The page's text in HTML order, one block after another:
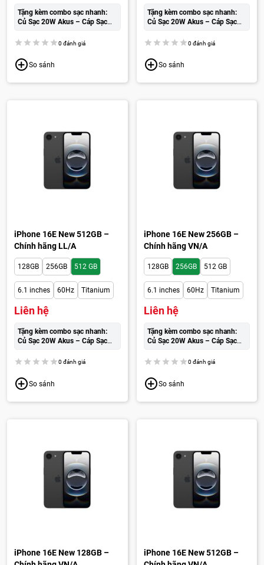
Tặng kèm combo sạc nhanh:
Củ Sạc 20W Akus – Cáp Sạc
0 đánh giá
So sánh
Tặng kèm combo sạc nhanh:
Củ Sạc 20W Akus – Cáp Sạc
0 đánh giá
So sánh
iPhone 16E New 512GB –
Chính hãng LL/A
128GB 256GB 512 GB
6.1 inches 60Hz Titanium
Liên hệ
Tặng kèm combo sạc nhanh:
Củ Sạc 20W Akus – Cáp Sạc
0 đánh giá
So sánh
iPhone 16E New 256GB –
Chính hãng VN/A
128GB 256GB 512 GB
6.1 inches 60Hz Titanium
Liên hệ
Tặng kèm combo sạc nhanh:
Củ Sạc 20W Akus – Cáp Sạc
0 đánh giá
So sánh
iPhone 16E New 128GB –
iPhone 16E New 512GB –